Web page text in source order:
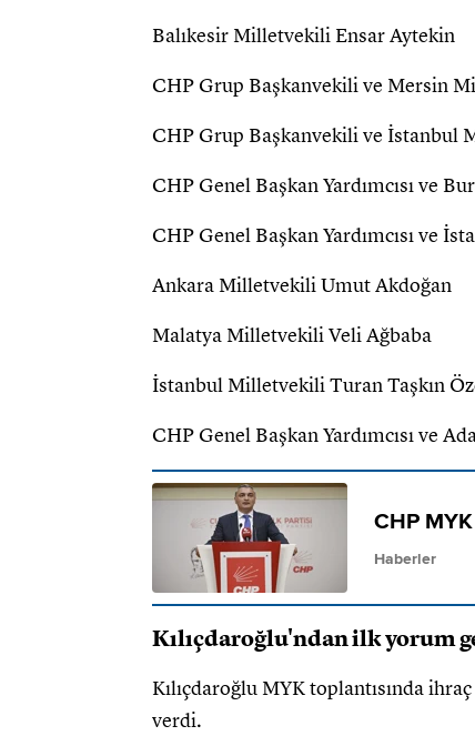
Balıkesir Milletvekili Ensar Aytekin
CHP Grup Başkanvekili ve Mersin
CHP Grup Başkanvekili ve İstanbul
CHP Genel Başkan Yardımcısı ve
CHP Genel Başkan Yardımcısı ve
Ankara Milletvekili Umut Akdoğan
Malatya Milletvekili Veli Ağbaba
İstanbul Milletvekili Turan Taşkın
CHP Genel Başkan Yardımcısı ve
CHP
Haberler
Kılıçdaroğlu'ndan ilk yorum
Kılıçdaroğlu MYK toplantısında
verdi.